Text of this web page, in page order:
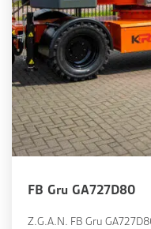
FB Gru GA727D80
Z.G.A.N. FB Gru